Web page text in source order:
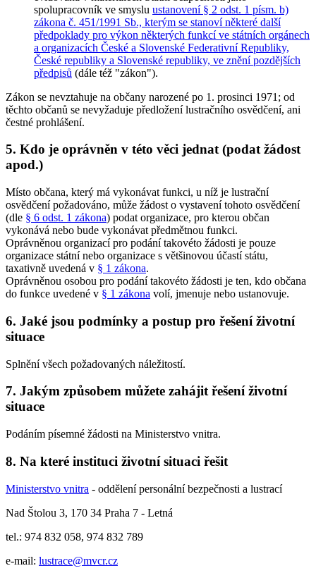
spolupracovník ve smyslu ustanovení § 2 odst. 1 písm. b)
zákona č. 451/1991 Sb., kterým se stanoví některé další
předpoklady pro výkon některých funkcí ve státních orgánech
a organizacích České a Slovenské Federativní Republiky,
České republiky a Slovenské republiky, ve znění pozdějších
předpisů (dále též "zákon").
Zákon se nevztahuje na občany narozené po 1. prosinci 1971; od
těchto občanů se nevyžaduje předložení lustračního osvědčení, ani
čestné prohlášení.
5. Kdo je oprávněn v této věci jednat (podat žádost
apod.)
Místo občana, který má vykonávat funkci, u níž je lustrační
osvědčení požadováno, může žádost o vystavení tohoto osvědčení
(dle § 6 odst. 1 zákona) podat organizace, pro kterou občan
vykonává nebo bude vykonávat předmětnou funkci.
Oprávněnou organizací pro podání takovéto žádosti je pouze
organizace státní nebo organizace s většinovou účastí státu,
taxativně uvedená v § 1 zákona.
Oprávněnou osobou pro podání takovéto žádosti je ten, kdo občana
do funkce uvedené v § 1 zákona volí, jmenuje nebo ustanovuje.
6. Jaké jsou podmínky a postup pro řešení životní
situace
Splnění všech požadovaných náležitostí.
7. Jakým způsobem můžete zahájit řešení životní
situace
Podáním písemné žádosti na Ministerstvo vnitra.
8. Na které instituci životní situaci řešit
Ministerstvo vnitra - oddělení personální bezpečnosti a lustrací
Nad Štolou 3, 170 34 Praha 7 - Letná
tel.: 974 832 058, 974 832 789
e-mail: lustrace@mvcr.cz